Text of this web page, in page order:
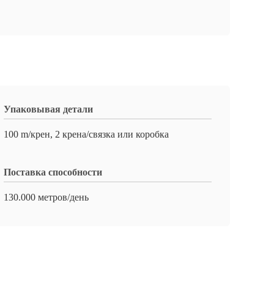
Упаковывая детали
100 m/крен, 2 крена/связка или коробка
Поставка способности
130.000 метров/день